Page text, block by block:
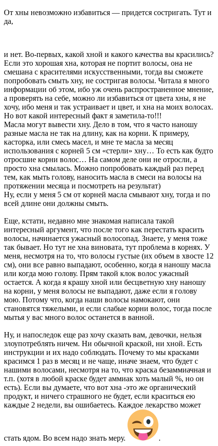
От хны невозможно избавиться — придется состригать. Тут и
да,
и нет. Во-первых, какой хной и какого качества вы красились?
Если это хорошая хна, которая не портит волосы, она не
смешана с красителями искусственными, тогда вы сможете
попробовать смыть хну, не состригая волосы. Читала я много
информации об этом, ибо уж очень распространенное мнение,
а проверять на себе, можно ли избавиться от цвета хны, я не
хочу, ибо меня и так устраивает и цвет, и хна на моих волосах.
Но вот какой интересный факт я заметила-то!!!
Масла могут вывести хну. Дело в том, что я часто наношу
разные масла не так на длину, как на корни. К примеру,
касторка, или смесь масел, и мне те масла за месяц
использования с корней 5 см «стерли» хну… То есть как будто
отросшие корни волос… На самом деле они не отросли, а
просто хна смылась. Можно попробовать каждый раз перед
тем, как мыть голову, наносить масла в смеси на волосы на
протяжении месяца и посмотреть на результат)
Ну, если у меня 5 см от корней масла смывают хну, тогда и по
всей длине они должны смыть.
Еще, кстати, недавно мне знакомая написала такой
интересный аргумент, что после того как перестать красить
волосы, начинается ужасный волосопад. Знаете, у меня тоже
так бывает. Но тут не хна виновата, тут проблема в корнях. У
меня, несмотря на то, что волосы густые (их объем в хвосте 12
см), они все равно выпадают, особенно, когда я наношу масла
или когда мою голову. Прям такой клок волос ужасный
остается. А когда я крашу хной или бесцветную хну наношу
на корни, у меня волосы не выпадают, даже если я голову
мою. Потому что, когда наши волосы намокают, они
становятся тяжелыми, и если слабые корни волос, тогда после
мытья у вас много волос останется в ванной.
Ну, и напоследок еще раз хочу сказать вам, девочки, нельзя
злоупотреблять ничем. Ни обычной краской, ни хной. Есть
инструкции и их надо соблюдать. Почему то мы красками
красимся 1 раз в месяц и не чаще, иначе знаем, что будет с
нашими волосами, несмотря на то, что краска безаммиачная и
т.п. (хотя в любой краске будет аммиак хоть малый %, но он
есть). Если вы думаете, что вот хна -это же органический
продукт, и ничего страшного не будет, если краситься ею
каждые 2 недели, вы ошибаетесь. Каждое лекарство может
стать ядом. Во всем надо знать меру. .